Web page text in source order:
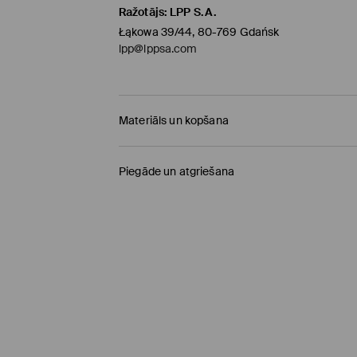
Ražotājs: LPP S.A.
Łąkowa 39/44, 80-769 Gdańsk
lpp@lppsa.com
Materiāls un kopšana
Pamatmateriāls 92% POLIAMĪDS, 8% ELASTĀNS
Piegāde un atgriešana